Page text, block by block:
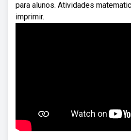
para alunos. Atividades
imprimir.